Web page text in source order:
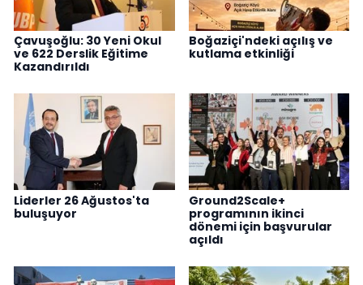
Çavuşoğlu: 30 Yeni Okul
ve 622 Derslik Eğitime
Kazandırıldı
Boğaziçi'ndeki açılış ve
kutlama etkinliği
Liderler 26 Ağustos'ta
buluşuyor
Ground2Scale+
programının ikinci
dönemi için başvurular
açıldı